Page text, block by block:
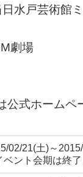
水戸芸術館
劇場
式ホームペ
02/21(土)～
ント会期は終了